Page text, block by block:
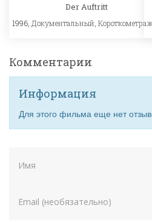
Der Auftritt
1996, Документальный
Комментарии
Информация
Для этого фильма еще нет